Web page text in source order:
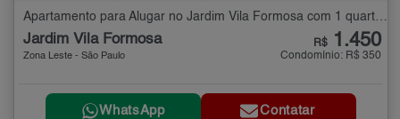
Jardim Vila Formosa
Zona Leste - São Paulo
R$ 1.450
Condomínio: R$ 350
WhatsApp Contatar